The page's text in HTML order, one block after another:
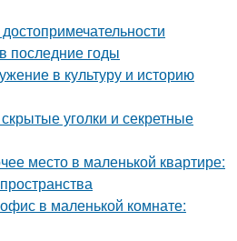
последние годы
в культуру и историю
уголки и секретные
место в маленькой квартире:
в маленькой комнате: